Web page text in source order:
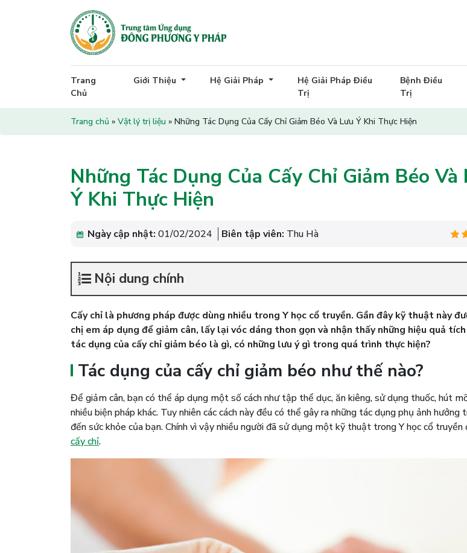
Trang
Chủ
Giới Thiệu Hệ Giải Pháp
Hệ Giải Pháp Điều
Trị
Bệnh Điều
Trị
Trang chủ » Vật lý trị liệu » Những Tác Dụng Của Cấy Chỉ Giảm Béo Và Lưu Ý Khi Thực Hiện
Những Tác Dụng Của Cấy Chỉ Giảm Béo Và
Ý Khi Thực Hiện
Ngày cập nhật: 01/02/2024 Biên tập viên: Thu Hà
Nội dung chính
Cấy chỉ là phương pháp được dùng nhiều trong Y học cổ truyền. Gần đây kỹ thuật này
chị em áp dụng để giảm cân, lấy lại vóc dáng thon gọn và nhận thấy những hiệu quả tích
tác dụng của cấy chỉ giảm béo là gì, có những lưu ý gì trong quá trình thực hiện?
Tác dụng của cấy chỉ giảm béo như thế nào?
Để giảm cân, bạn có thể áp dụng một số cách như tập thể dục, ăn kiêng, sử dụng thuốc, hút
nhiều biện pháp khác. Tuy nhiên các cách này đều có thể gây ra những tác dụng phụ ảnh hưởng
đến sức khỏe của bạn. Chính vì vậy nhiều người đã sử dụng một kỹ thuật trong Y học cổ truyền
cấy chỉ.